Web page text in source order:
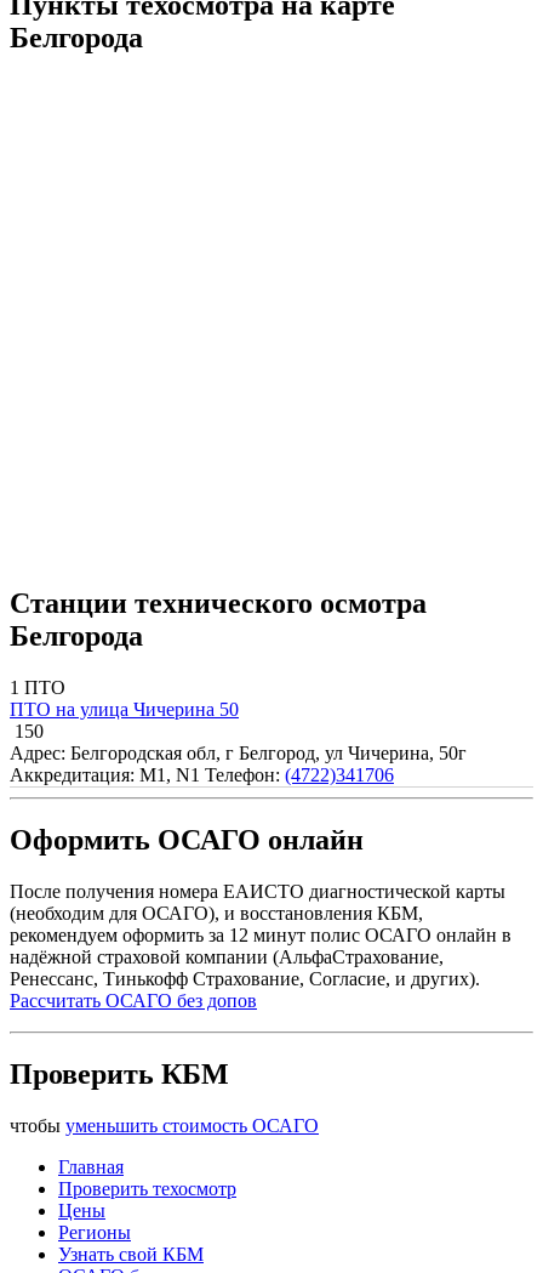
Белгорода
Станции технического осмотра
Белгорода
1 ПТО
ПТО на улица Чичерина 50
150
Адрес: Белгородская обл, г Белгород, ул Чичерина, 50г
Аккредитация: M1, N1 Телефон: (4722)341706
Оформить ОСАГО онлайн
После получения номера ЕАИСТО диагностической карты
(необходим для ОСАГО), и восстановления КБМ,
рекомендуем оформить за 12 минут полис ОСАГО онлайн в
надёжной страховой компании (АльфаСтрахование,
Ренессанс, Тинькофф Страхование, Согласие, и других).
Рассчитать ОСАГО без допов
Проверить КБМ
чтобы уменьшить стоимость ОСАГО
Главная
Проверить техосмотр
Цены
Регионы
Узнать свой КБМ